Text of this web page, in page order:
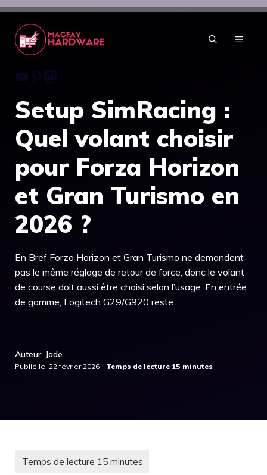
Aller
contenu
MENU
Youtube
Pinterest
Mastodon
Setup SimRacing :
Quel volant choisir
pour Forza Horizon
et Gran Turismo en
2026 ?
En Bref Forza Horizon et Gran Turismo ne demandent
pas le même réglage de retour de force, donc le volant
de course doit aussi être choisi selon l’usage. En entrée
de gamme, Logitech G29/G920 reste
Auteur: Jade
Publié le: 22 février 2026 -